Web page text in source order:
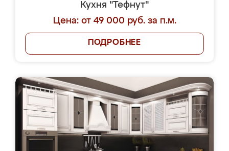
Кухня "Тефнут"
Цена: от 49 000 руб. за п.м.
ПОДРОБНЕЕ